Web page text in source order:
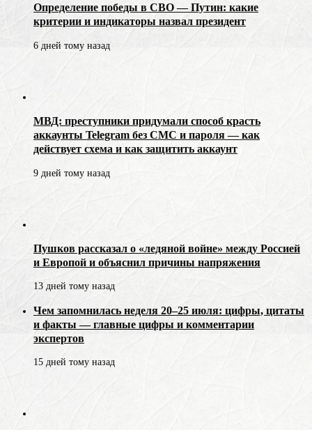
Определение победы в СВО — Путин: какие
критерии и индикаторы назвал президент
6 дней тому назад
МВД: преступники придумали способ красть
аккаунты Telegram без СМС и пароля — как
действует схема и как защитить аккаунт
9 дней тому назад
Пушков рассказал о «ледяной войне» между Россией
и Европой и объяснил причины напряжения
13 дней тому назад
Чем запомнилась неделя 20–25 июля: цифры, цитаты
и факты — главные цифры и комментарии
экспертов
15 дней тому назад